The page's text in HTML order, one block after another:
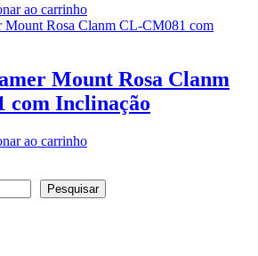
ao carrinho
Mount Rosa Clanm
com Inclinação
ao carrinho
Pesquisar